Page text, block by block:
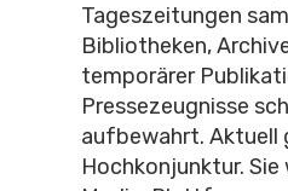
Tageszeitungen
Bibliotheken,
temporärer
Pressezeugnisse
aufbewahrt. Aktuell
Hochkonjunktur.